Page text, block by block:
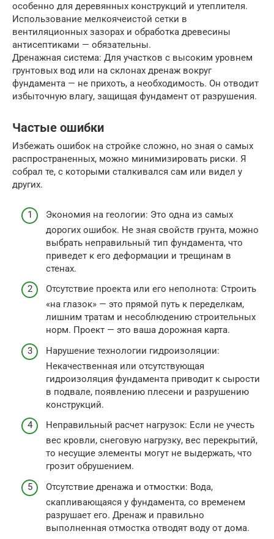
особенно для деревянных конструкций и утеплителя.
Использование мелкоячеистой сетки в
вентиляционных зазорах и обработка древесины
антисептиками — обязательны.
Дренажная система: Для участков с высоким уровнем
грунтовых вод или на склонах дренаж вокруг
фундамента — не прихоть, а необходимость. Он отводит
избыточную влагу, защищая фундамент от разрушения.
Частые ошибки
Избежать ошибок на стройке сложно, но зная о самых
распространенных, можно минимизировать риски. Я
собрал те, с которыми сталкивался сам или видел у
других.
Экономия на геологии: Это одна из самых
дорогих ошибок. Не зная свойств грунта, можно
выбрать неправильный тип фундамента, что
приведет к его деформации и трещинам в
стенах.
Отсутствие проекта или его неполнота: Строить
«на глазок» — это прямой путь к переделкам,
лишним тратам и несоблюдению строительных
норм. Проект — это ваша дорожная карта.
Нарушение технологии гидроизоляции:
Некачественная или отсутствующая
гидроизоляция фундамента приводит к сырости
в подвале, появлению плесени и разрушению
конструкций.
Неправильный расчет нагрузок: Если не учесть
вес кровли, снеговую нагрузку, вес перекрытий,
то несущие элементы могут не выдержать, что
грозит обрушением.
Отсутствие дренажа и отмостки: Вода,
скапливающаяся у фундамента, со временем
разрушает его. Дренаж и правильно
выполненная отмостка отводят воду от дома.